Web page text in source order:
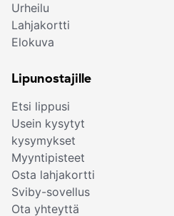
Urheilu
Lahjakortti
Elokuva
Lipunostajille
Etsi lippusi
Usein kysytyt
kysymykset
Myyntipisteet
Osta lahjakortti
Sviby-sovellus
Ota yhteyttä